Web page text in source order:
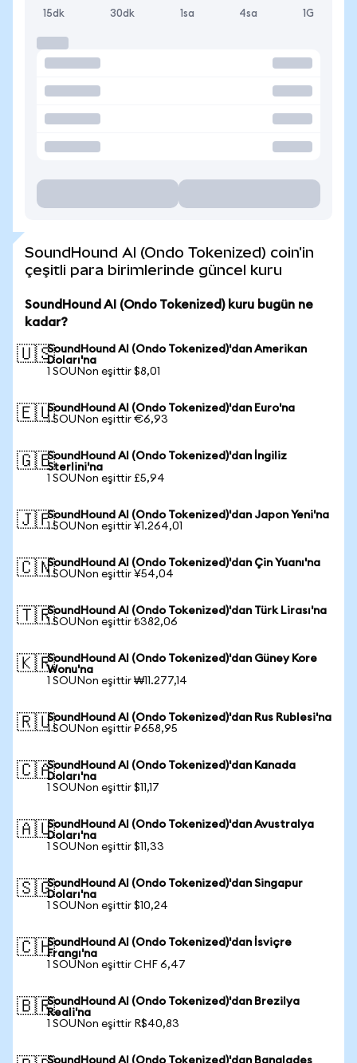
15dk 30dk 1sa 4sa 1G
SoundHound AI (Ondo Tokenized) coin'in
çeşitli para birimlerinde güncel kuru
SoundHound AI (Ondo Tokenized) kuru bugün ne
kadar?
🇺🇸SoundHound AI (Ondo Tokenized)'dan Amerikan
Doları'na
1 SOUNon eşittir $8,01
🇪🇺SoundHound AI (Ondo Tokenized)'dan Euro'na
1 SOUNon eşittir €6,93
🇬🇧SoundHound AI (Ondo Tokenized)'dan İngiliz
Sterlini'na
1 SOUNon eşittir £5,94
🇯🇵SoundHound AI (Ondo Tokenized)'dan Japon Yeni'na
1 SOUNon eşittir ¥1.264,01
🇨🇳SoundHound AI (Ondo Tokenized)'dan Çin Yuanı'na
1 SOUNon eşittir ¥54,04
🇹🇷SoundHound AI (Ondo Tokenized)'dan Türk Lirası'na
1 SOUNon eşittir ₺382,06
🇰🇷SoundHound AI (Ondo Tokenized)'dan Güney Kore
Wonu'na
1 SOUNon eşittir ₩11.277,14
🇷🇺SoundHound AI (Ondo Tokenized)'dan Rus Rublesi'na
1 SOUNon eşittir ₽658,95
🇨🇦SoundHound AI (Ondo Tokenized)'dan Kanada
Doları'na
1 SOUNon eşittir $11,17
🇦🇺SoundHound AI (Ondo Tokenized)'dan Avustralya
Doları'na
1 SOUNon eşittir $11,33
🇸🇬SoundHound AI (Ondo Tokenized)'dan Singapur
Doları'na
1 SOUNon eşittir $10,24
🇨🇭SoundHound AI (Ondo Tokenized)'dan İsviçre
Frangı'na
1 SOUNon eşittir CHF 6,47
🇧🇷SoundHound AI (Ondo Tokenized)'dan Brezilya
Reali'na
1 SOUNon eşittir R$40,83
SoundHound AI (Ondo Tokenized)'dan Bangladeş